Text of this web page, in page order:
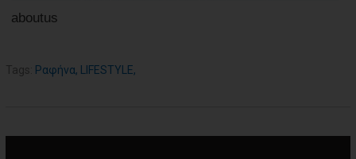
aboutus
Tags: Ραφήνα, LIFESTYLE,